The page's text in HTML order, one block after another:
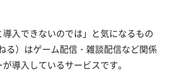
入できないのでは」と気になるもの
る）はゲーム配信・雑談配信など関係
導入しているサービスです。